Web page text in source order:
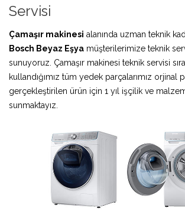
Servisi
Çamaşır makinesi alanında uzman teknik
Bosch Beyaz Eşya müşterilerimize teknik
sunuyoruz. Çamaşır makinesi teknik servisi
kullandığımız tüm yedek parçalarımız orjinal
gerçekleştirilen ürün için 1 yıl işçilik ve
sunmaktayız.